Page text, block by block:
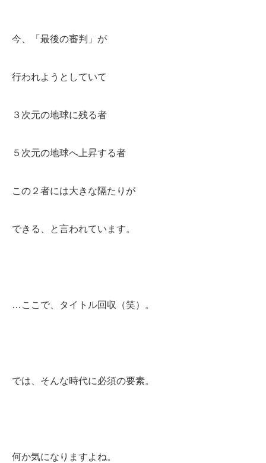
今、「最後の審判」が
行われようとしていて
３次元の地球に残る者
５次元の地球へ上昇する者
この２者には大きな隔たりが
できる、と言われています。
…ここで、タイトル回収（笑）。
では、そんな時代に必須の要素。
何か気になりますよね。